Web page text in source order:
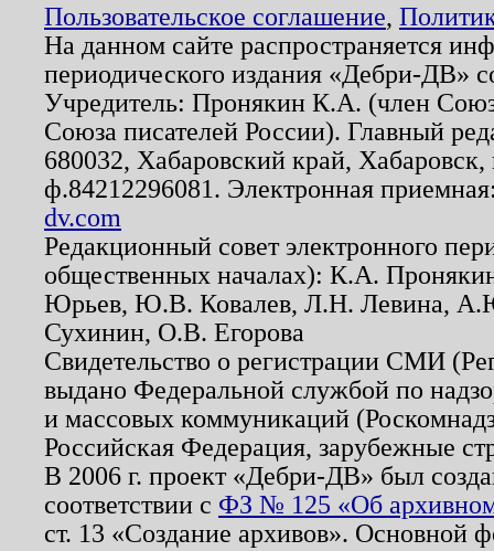
Пользовательское соглашение,
На данном сайте распространяется
периодического издания «Дебри-ДВ»
Учредитель: Пронякин К.А. (член
Союза писателей России). Главный
680032, Хабаровский край,
ф.84212296081. Электронная
dv.com
Редакционный совет электронного
общественных началах): К.А.
Юрьев, Ю.В. Ковалев, Л.Н. Левина,
Сухинин, О.В. Егорова
Свидетельство о регистрации СМИ
выдано Федеральной службой по
и массовых коммуникаций
Российская Федерация, зарубежные
В 2006 г. проект «Дебри-ДВ» был
соответствии с ФЗ № 125 «Об
ст. 13 «Создание архивов». Основной